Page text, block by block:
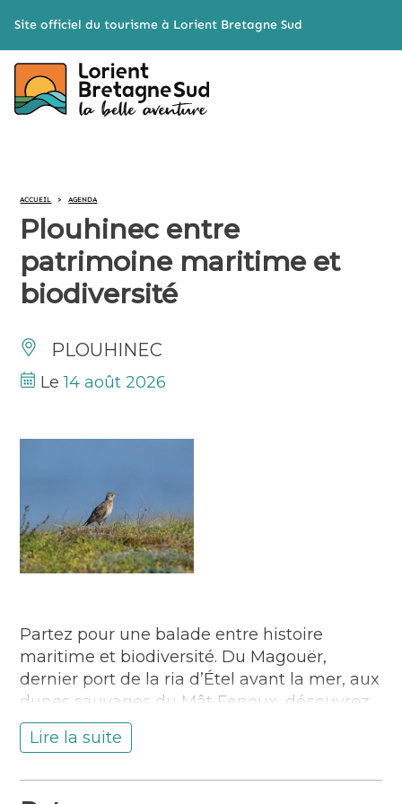
Site officiel du tourisme à Lorient Bretagne Sud
ACCUEIL > AGENDA
Plouhinec entre
patrimoine maritime et
biodiversité
PLOUHINEC
Le14 août 2026
Partez pour une balade entre histoire
maritime et biodiversité. Du Magouër,
dernier port de la ria d’Étel avant la mer, aux
dunes sauvages du Mât Fenoux, découvrez
les traces de l’âge d’or de la pêche
sardinière et thonière du XIXᵉ siècle et
Lire la suite